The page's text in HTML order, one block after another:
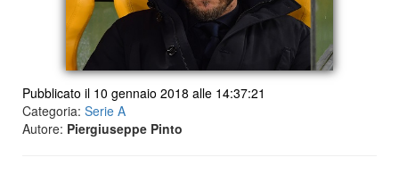
Pubblicato il 10 gennaio 2018 alle 14:37:21
Categoria: Serie A
Autore: Piergiuseppe Pinto